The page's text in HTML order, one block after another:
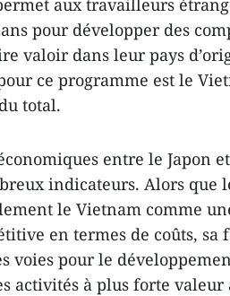
aux travailleurs
pour développer des
valoir dans leur pays
ce programme est le
total.
entre le Japon
indicateurs. Alors que
le Vietnam comme
en termes de coûts, sa
voies pour le
activités à plus forte valeur